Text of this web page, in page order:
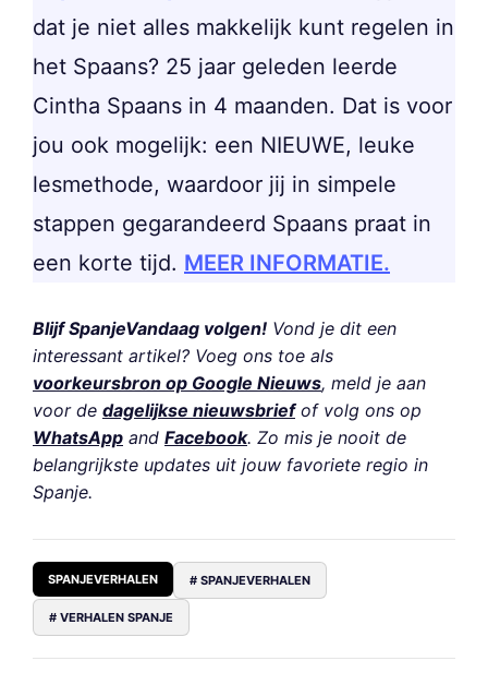
dat je niet alles makkelijk kunt regelen in
het Spaans? 25 jaar geleden leerde
Cintha Spaans in 4 maanden. Dat is voor
jou ook mogelijk: een NIEUWE, leuke
lesmethode, waardoor jij in simpele
stappen gegarandeerd Spaans praat in
een korte tijd. MEER INFORMATIE.
Blijf SpanjeVandaag volgen! Vond je dit een
interessant artikel? Voeg ons toe als
voorkeursbron op Google Nieuws, meld je aan
voor de dagelijkse nieuwsbriefof volg ons op
WhatsApp and Facebook. Zo mis je nooit de
belangrijkste updates uit jouw favoriete regio in
Spanje.
SPANJEVERHALEN # SPANJEVERHALEN
# VERHALEN SPANJE